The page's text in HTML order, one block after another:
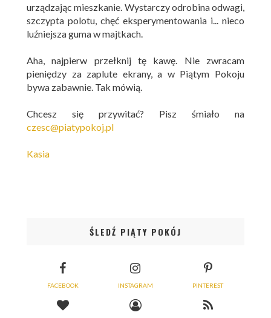
urządzając mieszkanie. Wystarczy odrobina odwagi,
szczypta polotu, chęć eksperymentowania i... nieco
luźniejsza guma w majtkach.
Aha, najpierw przełknij tę kawę. Nie zwracam
pieniędzy za zaplute ekrany, a w Piątym Pokoju
bywa zabawnie. Tak mówią.
Chcesz się przywitać? Pisz śmiało na
czesc@piatypokoj.pl
Kasia
ŚLEDŹ PIĄTY POKÓJ
FACEBOOK INSTAGRAM PINTEREST